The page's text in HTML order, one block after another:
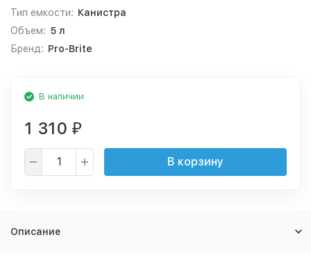
Тип емкости: Канистра
Объем: 5 л
Бренд: Pro-Brite
В наличии
1 310 ₽
В корзину
Описание